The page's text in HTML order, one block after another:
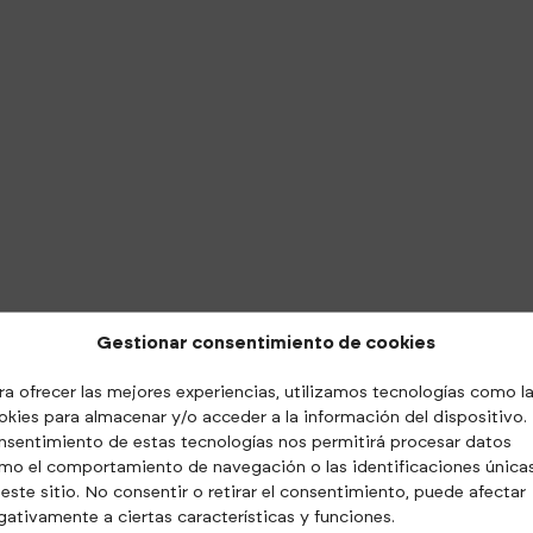
Gestionar consentimiento de cookies
ofrecer las mejores experiencias, utilizamos tecnologías como
para almacenar y/o acceder a la información del dispositivo.
de estas tecnologías nos permitirá procesar datos
el comportamiento de navegación o las identificaciones
este sitio. No consentir o retirar el consentimiento, puede afectar
a ciertas características y funciones.